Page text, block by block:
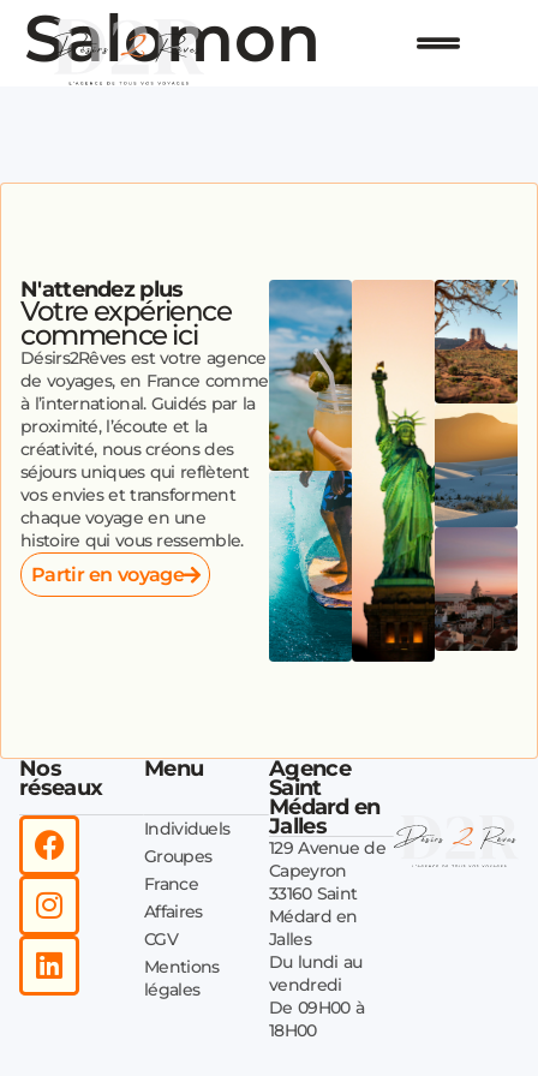
Salomon
N'attendez plus
Votre expérience
commence ici
Désirs2Rêves est votre agence
de voyages, en France comme
à l’international. Guidés par la
proximité, l’écoute et la
créativité, nous créons des
séjours uniques qui reflètent
vos envies et transforment
chaque voyage en une
histoire qui vous ressemble.
Partir en voyage
Nos
réseaux
Menu
Individuels
Groupes
France
Affaires
CGV
Mentions
légales
Agence
Saint
Médard en
Jalles
129 Avenue de
Capeyron
33160 Saint
Médard en
Jalles
Du lundi au
vendredi
De 09H00 à
18H00